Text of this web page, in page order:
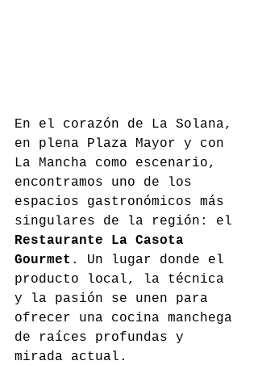
En el corazón de La Solana,
en plena Plaza Mayor y con
La Mancha como escenario,
encontramos uno de los
espacios gastronómicos más
singulares de la región: el
Restaurante La Casota
Gourmet . Un lugar donde el
producto local, la técnica
y la pasión se unen para
ofrecer una cocina manchega
de raíces profundas y
mirada actual.